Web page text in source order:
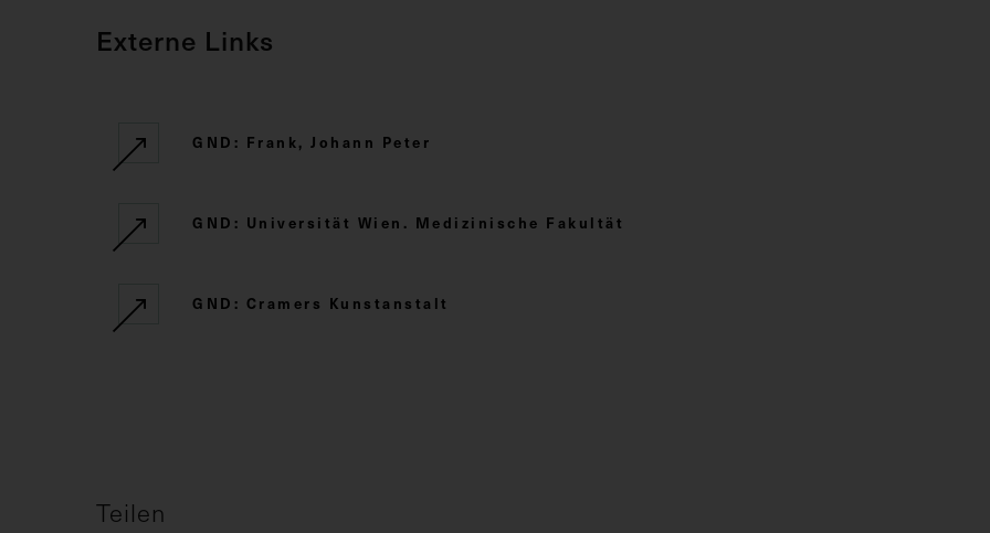
Externe Links
GND: Frank, Johann Peter
GND: Universität Wien. Medizinische Fakultät
GND: Cramers Kunstanstalt
Teilen